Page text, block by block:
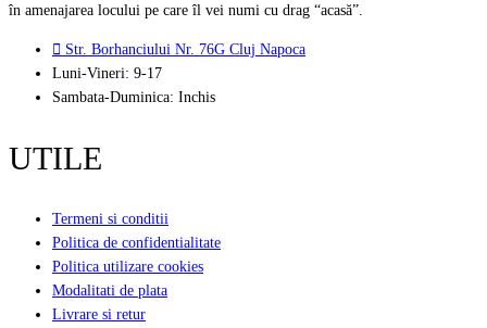
în amenajarea locului pe care îl vei numi cu drag “acasă”.
Str. Borhanciului Nr. 76G Cluj Napoca
Luni-Vineri: 9-17
Sambata-Duminica: Inchis
UTILE
Termeni si conditii
Politica de confidentialitate
Politica utilizare cookies
Modalitati de plata
Livrare si retur